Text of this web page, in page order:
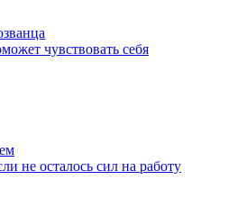
чувствовать себя
не осталось сил на работу